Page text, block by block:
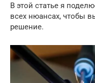
В этой статье я
всех нюансах, чтобы
решение.